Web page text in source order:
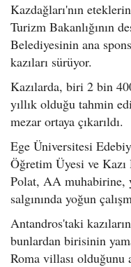
Kazdağları'nın
Turizm Bakanlığının
Belediyesinin ana
kazıları sürüyor.
Kazılarda, biri 2 bin
yıllık olduğu tahmin
mezar ortaya çıkarıldı.
Ege Üniversitesi
Öğretim Üyesi ve
Polat, AA muhabirine,
salgınında yoğun
Antandros'taki
bunlardan birisinin
Roma villası olduğunu